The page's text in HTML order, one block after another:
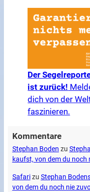
Der
ist zurück!
dich von der
faszinieren.
Kommentare
Stephan Boden zu
kaufst, von dem du
Safarizu Stephan
von dem du noch nie